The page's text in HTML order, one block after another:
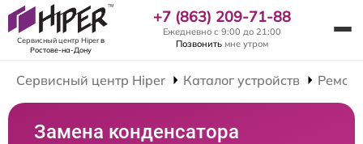
Сервисный центр Hiperв
Ростове-на-Дону
+7 (863) 209-71-88
Ежедневно с 9:00 до 21:00
Позвонить мне утром
Сервисный центр Hiper Каталог устройств
Замена конденсатора